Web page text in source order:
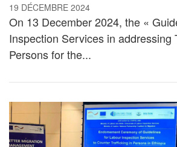
19 DÉCEMBRE 2024
On 13 December 2024, the «
Inspection Services in addressing
Persons for the...